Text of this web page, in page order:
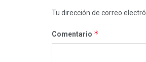
Tu dirección de correo
Comentario *